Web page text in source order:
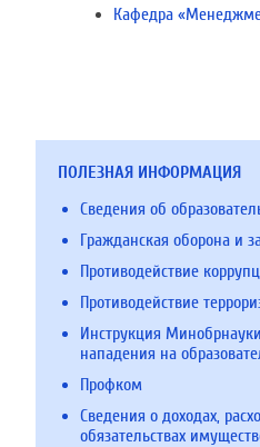
Кафедра
ПОЛЕЗНАЯ ИНФОРМАЦИЯ
Сведения об
Гражданская оборона и
Противодействие
Противодействие
Инструкция
нападения на
Профком
Сведения о доходах,
обязательствах